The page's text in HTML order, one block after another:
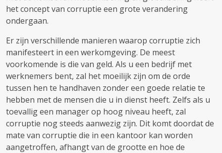
het concept van corruptie een grote verandering
ondergaan.
Er zijn verschillende manieren waarop corruptie zich
manifesteert in een werkomgeving. De meest
voorkomende is die van geld. Als u een bedrijf met
werknemers bent, zal het moeilijk zijn om de orde
tussen hen te handhaven zonder een goede relatie te
hebben met de mensen die u in dienst heeft. Zelfs als u
toevallig een manager op hoog niveau heeft, zal
corruptie nog steeds aanwezig zijn. Dit komt doordat de
mate van corruptie die in een kantoor kan worden
aangetroffen, afhangt van de grootte en hoe de